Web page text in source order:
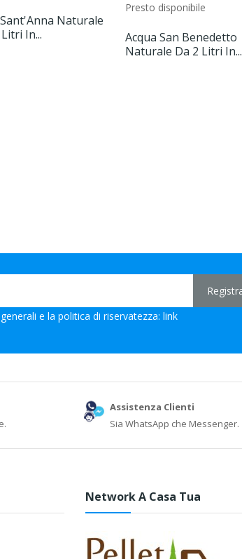
Naturale
In...
Presto disponibile
Acqua San Benedetto
Naturale Da 2 Litri In...
e la politica di riservatezza: link
Assistenza Clienti
Sia WhatsApp che Messenger.
Network A Casa Tua